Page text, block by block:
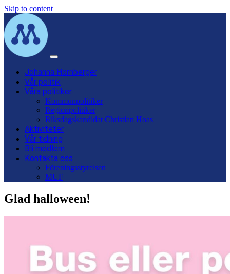
Skip to content
Main
Navigation
Johanna Hornberger
Vår politik
Våra politiker
Kommunpolitiker
Regionpolitiker
Riksdagskandidat Christian Hoas
Aktiviteter
Vår tidning
Bli medlem
Kontakta oss
Föreningsstyrelsen
MUF
Glad halloween!